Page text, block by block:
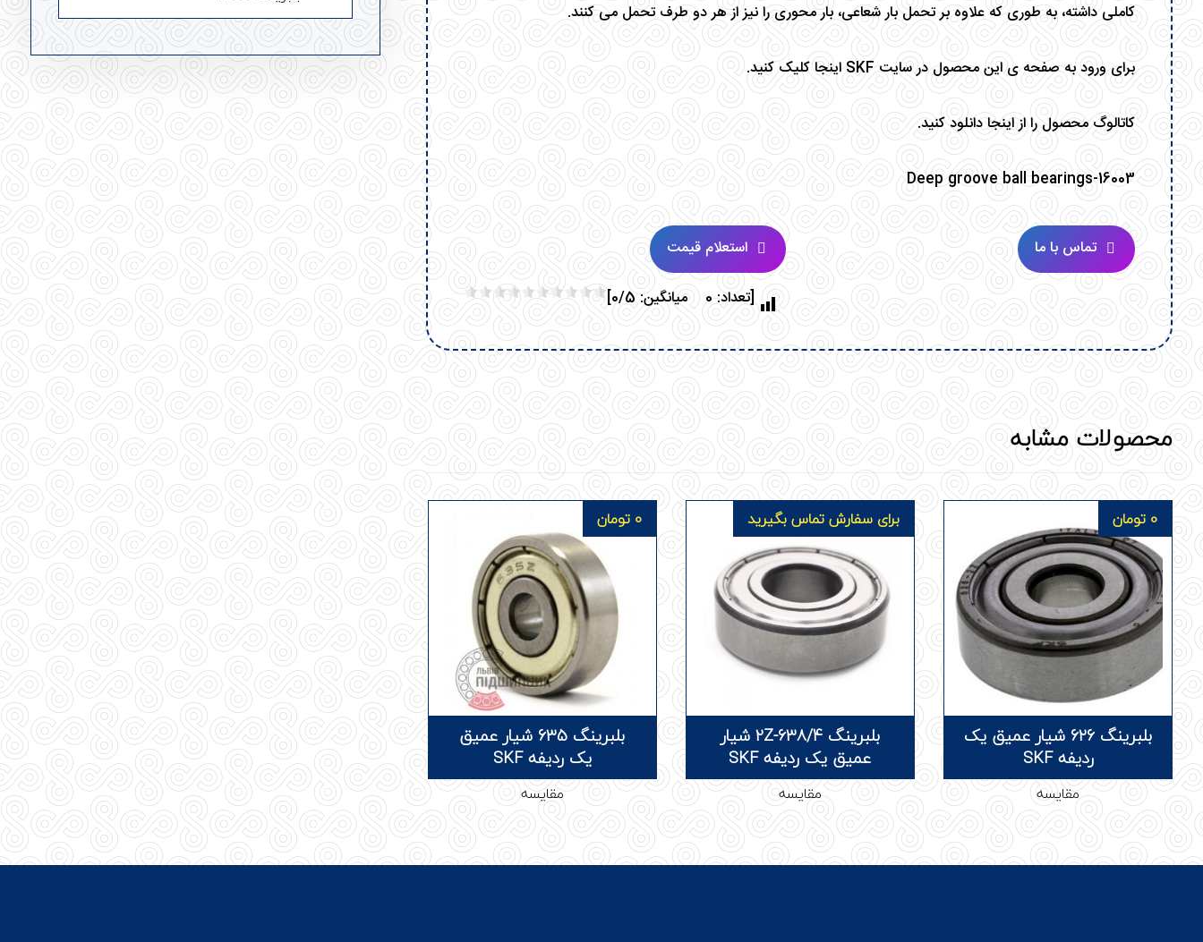
کاملی داشته، به طوری که علاوه بر تحمل بار شعاعی، بار محوری را نیز از هر دو طرف تحمل می کنند.
برای ورود به صفحه ی این محصول در سایت SKF اینجا کلیک کنید.
کاتالوگ محصول را از اینجا دانلود کنید.
Deep groove ball bearings-16003
تماس با ما استعلام قیمت
[تعداد: 0 میانگین: 0/5]
محصولات مشابه
بلبرینگ 626 شیار عمیق یک
ردیفه SKF
0 تومان
مقایسه
بلبرینگ 638/4-2Z شیار
عمیق یک ردیفه SKF
برای سفارش تماس بگیرید
مقایسه
بلبرینگ 635 شیار عمیق
یک ردیفه SKF
0 تومان
مقایسه